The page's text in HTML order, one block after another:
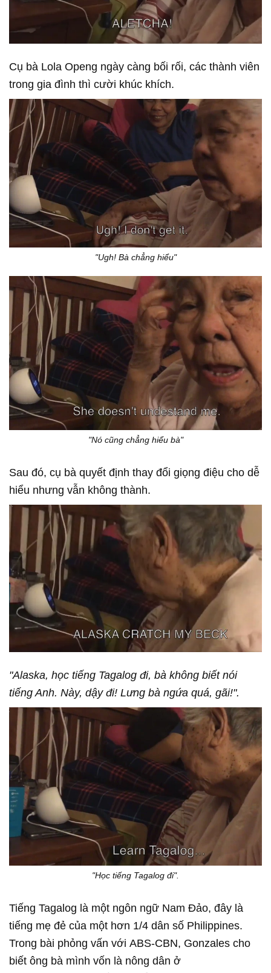
Cụ bà Lola Openg ngày càng bối rối, các thành viên
trong gia đình thì cười khúc khích.
"Ugh! Bà chẳng hiểu"
"Nó cũng chẳng hiểu bà"
Sau đó, cụ bà quyết định thay đổi giọng điệu cho dễ
hiểu nhưng vẫn không thành.
"Alaska, học tiếng Tagalog đi, bà không biết nói
tiếng Anh. Này, dậy đi! Lưng bà ngứa quá, gãi!".
"Học tiếng Tagalog đi".
Tiếng Tagalog là một ngôn ngữ Nam Đảo, đây là
tiếng mẹ đẻ của một hơn 1/4 dân số Philippines.
Trong bài phỏng vấn với ABS-CBN, Gonzales cho
biết ông bà mình vốn là nông dân ở